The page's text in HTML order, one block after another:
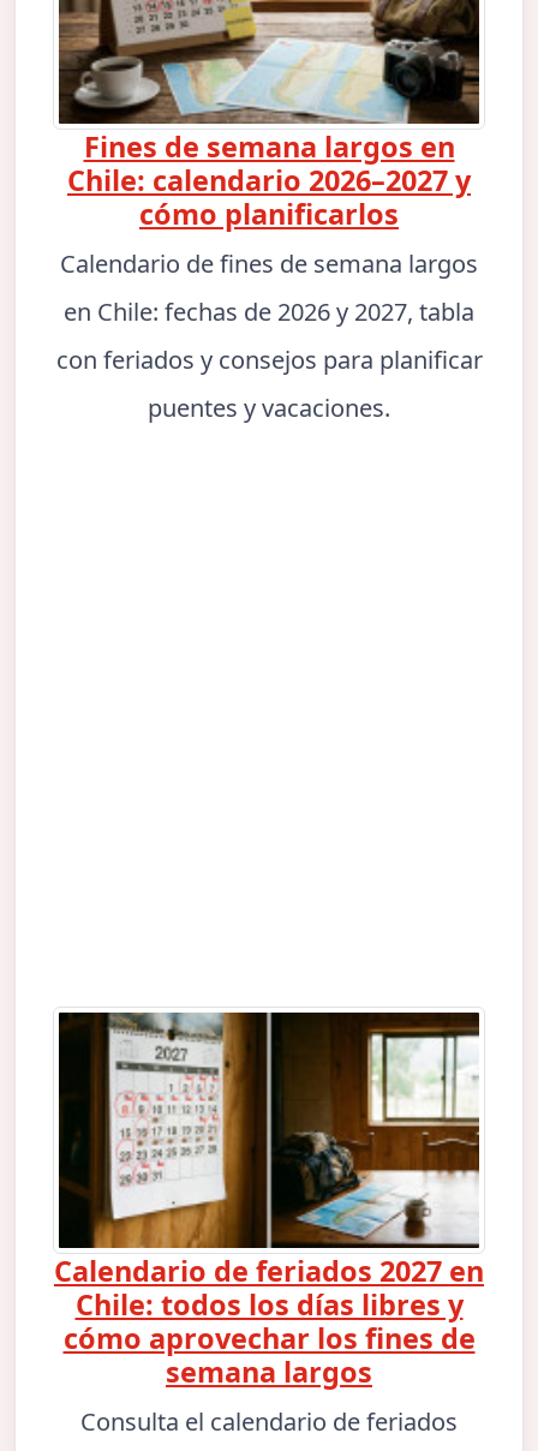
Fines de semana largos en
Chile: calendario 2026–2027 y
cómo planificarlos
Calendario de fines de semana largos
en Chile: fechas de 2026 y 2027, tabla
con feriados y consejos para planificar
puentes y vacaciones.
Calendario de feriados 2027 en
Chile: todos los días libres y
cómo aprovechar los fines de
semana largos
Consulta el calendario de feriados